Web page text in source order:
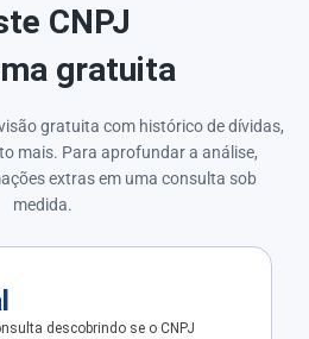
CNPJ
gratuita
gratuita com histórico de dívidas,
mais. Para aprofundar a análise,
extras em uma consulta sob
medida.
descobrindo se o CNPJ